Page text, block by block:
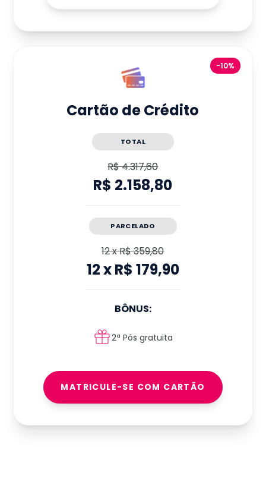
-10%
Cartão de Crédito
TOTAL
R$ 4.317,60
R$ 2.158,80
PARCELADO
12xR$ 359,80
12xR$ 179,90
BÔNUS:
2ª Pós gratuita
MATRICULE-SE COM CARTÃO